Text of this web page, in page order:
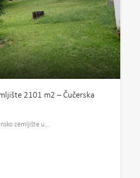
2101 m2 – Čučerska
zemljište u…